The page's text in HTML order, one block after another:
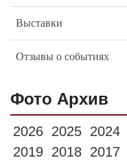
Выставки
Отзывы о событиях
Фото Архив
2026 2025 2024
2019 2018 2017